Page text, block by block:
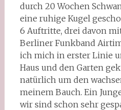
durch 20 Wochen
eine ruhige Kugel
6 Auftritte, drei davon
Berliner Funkband
ich mich in erster Linie
Haus und den Garten
natürlich um den
meinem Bauch. Ein
wir sind schon sehr